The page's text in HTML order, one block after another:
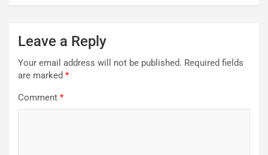
Leave a Reply
Your email address will not be published. Required fields
are marked *
Comment *